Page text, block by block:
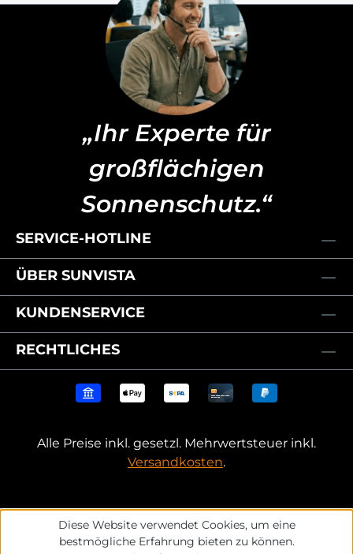
„Ihr Experte für
großflächigen
Sonnenschutz.“
SERVICE-HOTLINE
ÜBER SUNVISTA
KUNDENSERVICE
RECHTLICHES
Alle Preise inkl. gesetzl. Mehrwertsteuer inkl.
Versandkosten.
Diese Website verwendet Cookies, um eine
bestmögliche Erfahrung bieten zu können.